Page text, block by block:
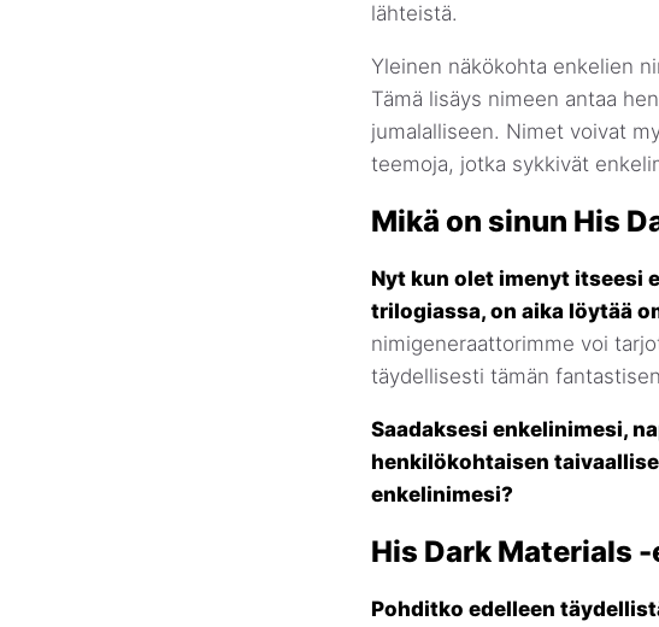
lähteistä.
Yleinen näkökohta enkelien
Tämä lisäys nimeen antaa
jumalalliseen. Nimet voivat
teemoja, jotka sykkivät
Mikä on sinun His
Nyt kun olet imenyt itseesi
trilogiassa, on aika löytää
nimigeneraattorimme voi
täydellisesti tämän
Saadaksesi enkelinimesi,
henkilökohtaisen
enkelinimesi?
His Dark Materials
Pohditko edelleen